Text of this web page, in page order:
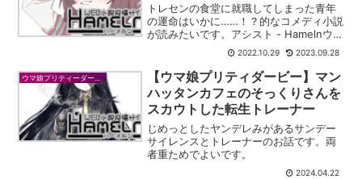
トレセンの食堂に就職してしまった青年
の運命はいかに……！？的なコメディ小説
が読みたいです。アシスト - Hamelnウマ
娘プリティダービーの二次創作です。勘
違いギャグものです。あらすじトレセン
学園の調理師として就職した男性が大食
漢たちに悩ま...
2022.10.29 2023.09.28
【ウマ娘プリティダービー】マン
ハッタンカフェのそっくりさんを
スカウトした転生トレーナー
じめっとしたヤンデレみがあるサンデー
サイレンスとトレーナーのお話です。両
者重ためでよいです。
2024.04.22